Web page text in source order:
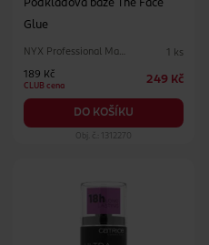
Podkladová báze The Face
Glue
NYX Professional Makeup 1 ks
189 Kč
CLUB cena
249 Kč
DO KOŠÍKU
Obj. č.: 1312270